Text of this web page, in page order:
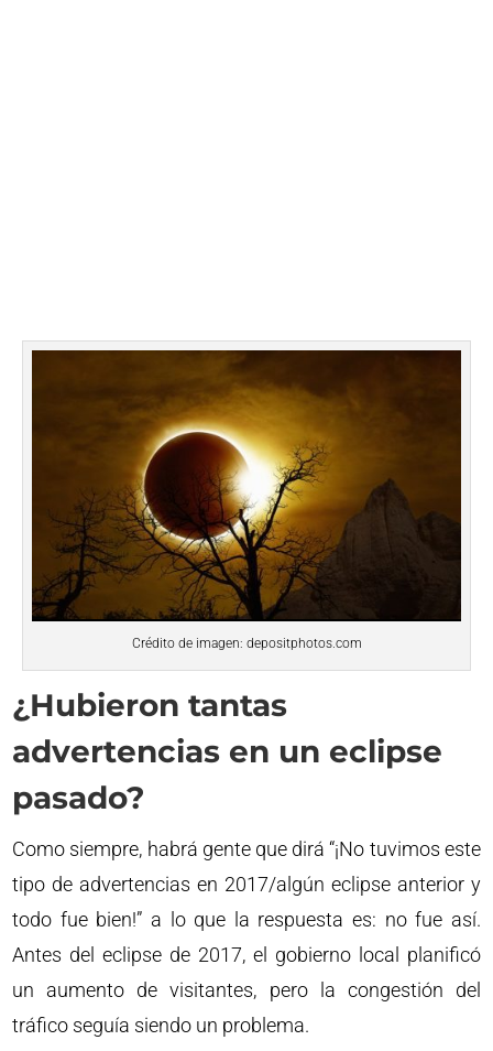
Crédito de imagen: depositphotos.com
¿Hubieron tantas
advertencias en un eclipse
pasado?
Como siempre, habrá gente que dirá “¡No tuvimos este
tipo de advertencias en 2017/algún eclipse anterior y
todo fue bien!” a lo que la respuesta es: no fue así.
Antes del eclipse de 2017, el gobierno local planificó
un aumento de visitantes, pero la congestión del
tráfico seguía siendo un problema.